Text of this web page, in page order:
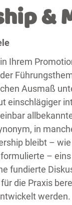
&
Ihrem
Ausmaß
einschlägiger
in
bleibt –
–
fundierte
die Praxis
werden.